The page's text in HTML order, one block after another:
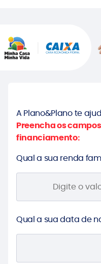
A Plano&Plano te
Preencha os
financiamento:
Qual a sua renda
Qual a sua data de